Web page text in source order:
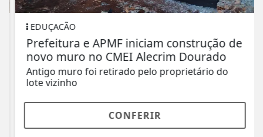
EDUÇACÃO
Prefeitura e APMF iniciam construção de
novo muro no CMEI Alecrim Dourado
Antigo muro foi retirado pelo proprietário do
lote vizinho
CONFERIR